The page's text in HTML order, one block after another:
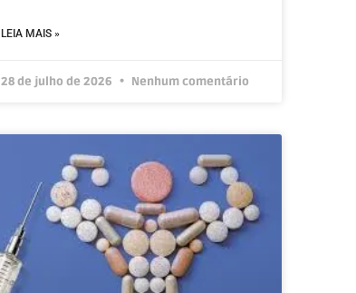
LEIA MAIS »
28 de julho de 2026 Nenhum comentário